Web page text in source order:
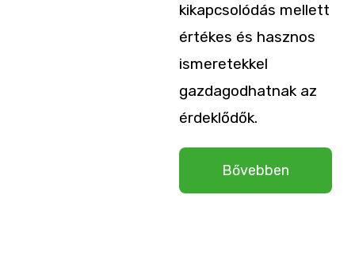
kikapcsolódás mellett
értékes és hasznos
ismeretekkel
gazdagodhatnak az
érdeklődők.
Bővebben